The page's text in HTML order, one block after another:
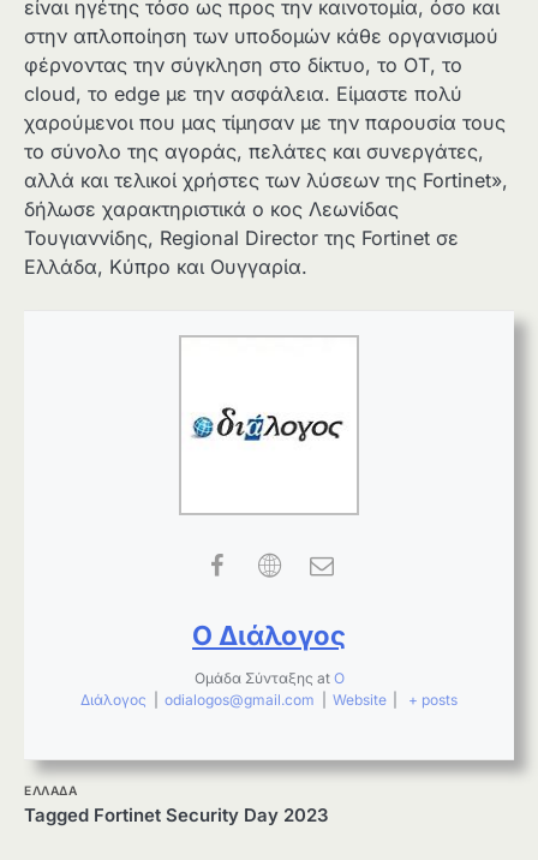
είναι ηγέτης τόσο ως προς την καινοτομία, όσο και
στην απλοποίηση των υποδομών κάθε οργανισμού
φέρνοντας την σύγκληση στο δίκτυο, το ΟΤ, το
cloud, το edge με την ασφάλεια. Είμαστε πολύ
χαρούμενοι που μας τίμησαν με την παρουσία τους
το σύνολο της αγοράς, πελάτες και συνεργάτες,
αλλά και τελικοί χρήστες των λύσεων της Fortinet»,
δήλωσε χαρακτηριστικά ο κος Λεωνίδας
Τουγιαννίδης, Regional Director της Fortinet σε
Ελλάδα, Κύπρο και Ουγγαρία.
Ο Διάλογος
Ομάδα Σύνταξης at Ο
Διάλογος
odialogos@gmail.com Website + posts
ΕΛΛΑΔΑ
Tagged Fortinet Security Day 2023